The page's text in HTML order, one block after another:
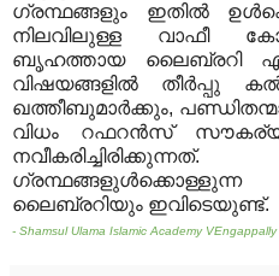
ഗ്രന്ഥങ്ങളും ഇതില്‍
നിലവിലുള്ള വാഫീ
ബൃഹത്തായ ലൈബ്രറി
വിഷയങ്ങളില്‍ തീര്‍പ്പു
ഖത്തീബുമാര്‍ക്കും,
വിധം റഫറന്‍സ്
നവീകരിച്ചിരിക്കുന്നത്.
ലൈബ്രറിയും ഇവിടെയുണ്ട്.
- Shamsul Ulama Islamic Academy VEngappally